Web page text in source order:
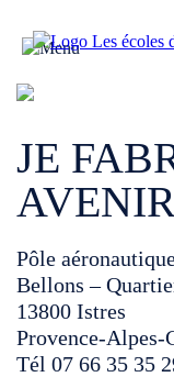
JE
Pôle
Bellons –
13800 Istres
Provence-Alpes-
Tél 07 66 35 35